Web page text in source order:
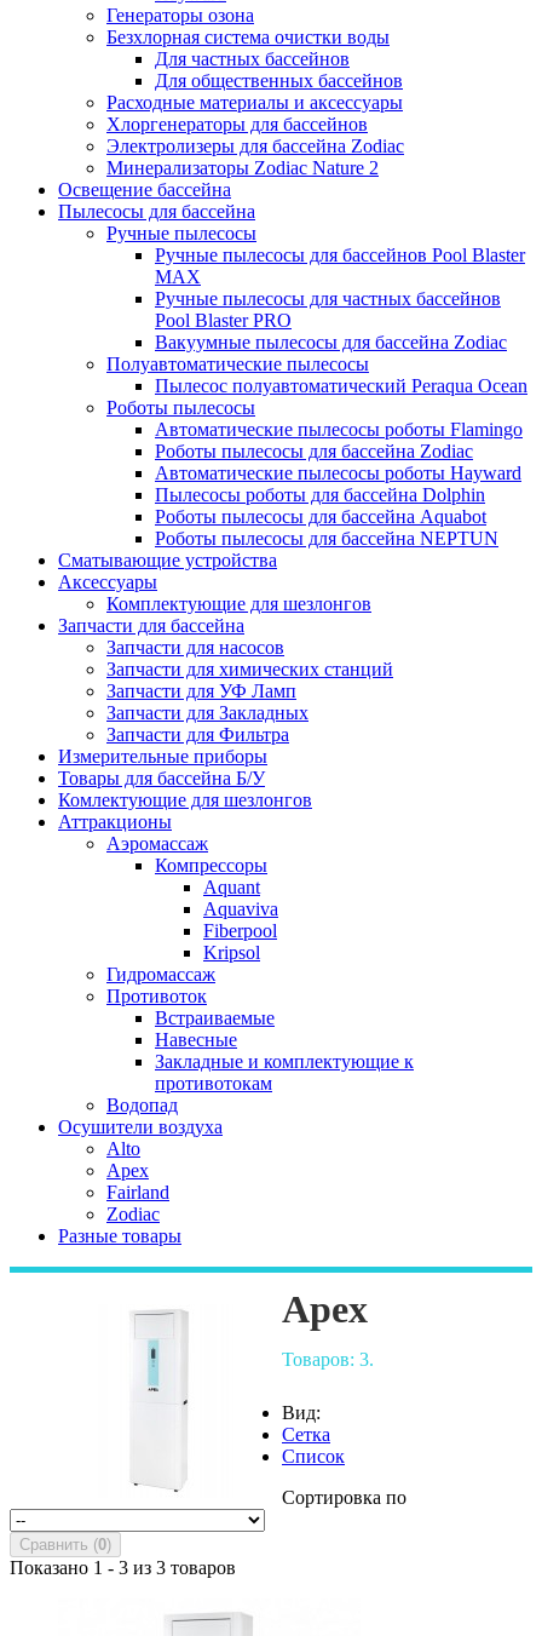
Генераторы озона
Безхлорная система очистки воды
Для частных бассейнов
Для общественных бассейнов
Расходные материалы и аксессуары
Хлоргенераторы для бассейнов
Электролизеры для бассейна Zodiac
Минерализаторы Zodiac Nature 2
Освещение бассейна
Пылесосы для бассейна
Ручные пылесосы
Ручные пылесосы для бассейнов Pool Blaster
MAX
Ручные пылесосы для частных бассейнов
Pool Blaster PRO
Вакуумные пылесосы для бассейна Zodiac
Полуавтоматические пылесосы
Пылесос полуавтоматический Peraqua Ocean
Роботы пылесосы
Автоматические пылесосы роботы Flamingo
Роботы пылесосы для бассейна Zodiac
Автоматические пылесосы роботы Hayward
Пылесосы роботы для бассейна Dolphin
Роботы пылесосы для бассейна Aquabot
Роботы пылесосы для бассейна NEPTUN
Сматывающие устройства
Аксессуары
Комплектующие для шезлонгов
Запчасти для бассейна
Запчасти для насосов
Запчасти для химических станций
Запчасти для УФ Ламп
Запчасти для Закладных
Запчасти для Фильтра
Измерительные приборы
Товары для бассейна Б/У
Комлектующие для шезлонгов
Аттракционы
Аэромассаж
Компрессоры
Aquant
Aquaviva
Fiberpool
Kripsol
Гидромассаж
Противоток
Встраиваемые
Навесные
Закладные и комплектующие к
противотокам
Водопад
Осушители воздуха
Alto
Apex
Fairland
Zodiac
Разные товары
Apex
Товаров: 3.
Вид:
Сетка
Список
Сортировка по
Сравнить (0)
Показано 1 - 3 из 3 товаров